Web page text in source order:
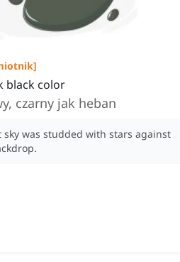
]
black color
czarny jak heban
sky was studded with stars against